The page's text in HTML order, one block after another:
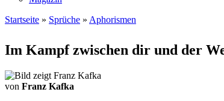
Startseite » Sprüche » Aphorismen
Im Kampf zwischen dir und der
von Franz Kafka